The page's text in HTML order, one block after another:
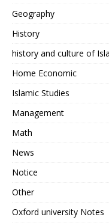
Geography
History
history and culture of
Home Economic
Islamic Studies
Management
Math
News
Notice
Other
Oxford university Notes